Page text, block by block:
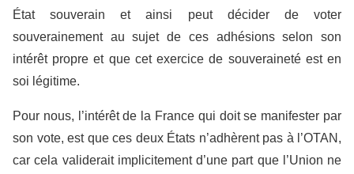
État souverain et ainsi peut décider de voter
souverainement au sujet de ces adhésions selon son
intérêt propre et que cet exercice de souveraineté est en
soi légitime.
Pour nous, l’intérêt de la France qui doit se manifester par
son vote, est que ces deux États n’adhèrent pas à l’OTAN,
car cela validerait implicitement d’une part que l’Union ne